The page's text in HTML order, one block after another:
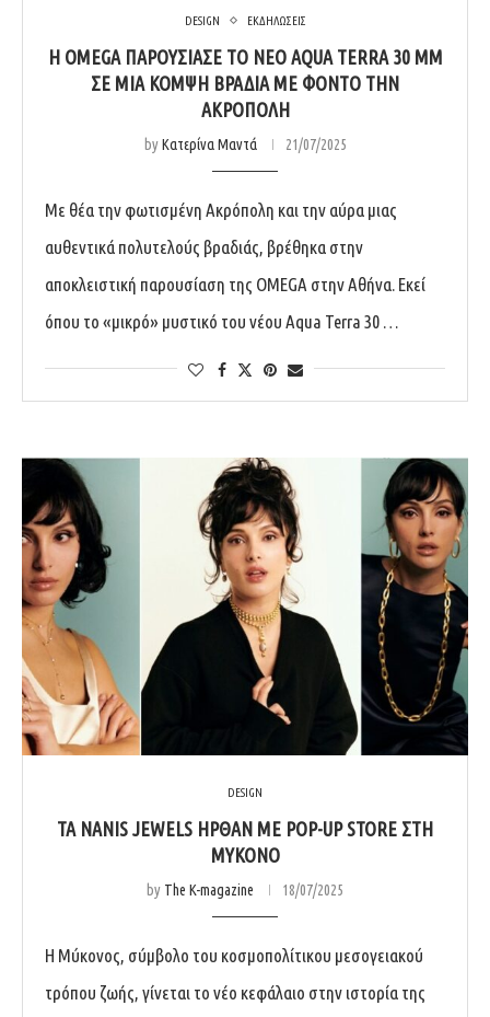
DESIGN ΕΚΔΗΛΩΣΕΙΣ
Η OMEGA ΠΑΡΟΥΣΊΑΣΕ ΤΟ ΝΈΟ AQUA TERRA 30 MM
ΣΕ ΜΙΑ ΚΟΜΨΉ ΒΡΑΔΙΆ ΜΕ ΦΌΝΤΟ ΤΗΝ
ΑΚΡΌΠΟΛΗ
byΚατερίνα Μαντά 21/07/2025
Με θέα την φωτισμένη Ακρόπολη και την αύρα μιας
αυθεντικά πολυτελούς βραδιάς, βρέθηκα στην
αποκλειστική παρουσίαση της OMEGA στην Αθήνα. Eκεί
όπου το «μικρό» μυστικό του νέου Aqua Terra 30 …
DESIGN
ΤΑ NANIS JEWELS ΉΡΘΑΝ ΜΕ POP-UP STORE ΣΤΗ
ΜΎΚΟΝΟ
by The K-magazine 18/07/2025
Η Μύκονος, σύμβολο του κοσμοπολίτικου μεσογειακού
τρόπου ζωής, γίνεται το νέο κεφάλαιο στην ιστορία της